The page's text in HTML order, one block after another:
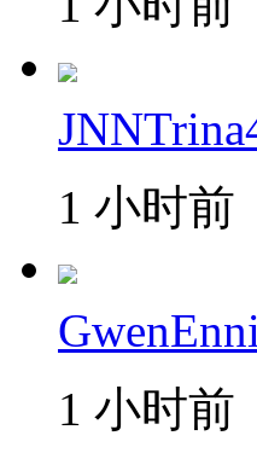
1 小时前
1 小时前